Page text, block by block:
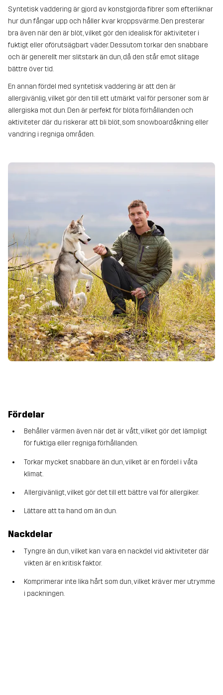
Syntetisk vaddering är gjord av konstgjorda fibrer som efterliknar
hur dun fångar upp och håller kvar kroppsvärme. Den presterar
bra även när den är blöt, vilket gör den idealisk för aktiviteter i
fuktigt eller oförutsägbart väder. Dessutom torkar den snabbare
och är generellt mer slitstark än dun, då den står emot slitage
bättre över tid.
En annan fördel med syntetisk vaddering är att den är
allergivänlig, vilket gör den till ett utmärkt val för personer som är
allergiska mot dun. Den är perfekt för blöta förhållanden och
aktiviteter där du riskerar att bli blöt, som snowboardåkning eller
vandring i regniga områden.
Fördelar
Behåller värmen även när det är vått, vilket gör det lämpligt
för fuktiga eller regniga förhållanden.
Torkar mycket snabbare än dun, vilket är en fördel i våta
klimat.
Allergivänligt, vilket gör det till ett bättre val för allergiker.
Lättare att ta hand om än dun.
Nackdelar
Tyngre än dun, vilket kan vara en nackdel vid aktiviteter där
vikten är en kritisk faktor.
Komprimerar inte lika hårt som dun, vilket kräver mer utrymme
i packningen.